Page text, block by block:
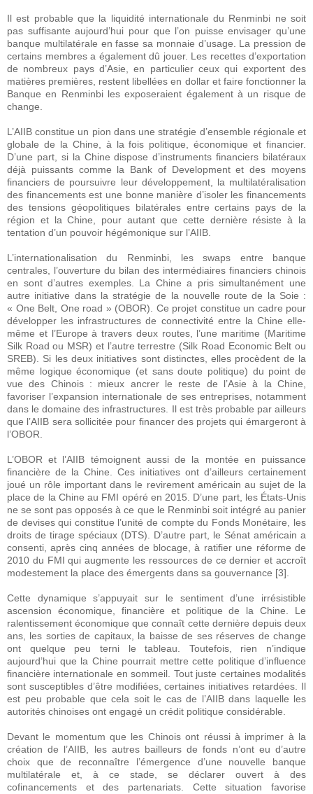
Il est probable que la liquidité internationale du Renminbi ne soit
pas suffisante aujourd’hui pour que l’on puisse envisager qu’une
banque multilatérale en fasse sa monnaie d’usage. La pression de
certains membres a également dû jouer. Les recettes d’exportation
de nombreux pays d’Asie, en particulier ceux qui exportent des
matières premières, restent libellées en dollar et faire fonctionner la
Banque en Renminbi les exposeraient également à un risque de
change.
L’AIIB constitue un pion dans une stratégie d’ensemble régionale et
globale de la Chine, à la fois politique, économique et financier.
D’une part, si la Chine dispose d’instruments financiers bilatéraux
déjà puissants comme la Bank of Development et des moyens
financiers de poursuivre leur développement, la multilatéralisation
des financements est une bonne manière d’isoler les financements
des tensions géopolitiques bilatérales entre certains pays de la
région et la Chine, pour autant que cette dernière résiste à la
tentation d’un pouvoir hégémonique sur l’AIIB.
L’internationalisation du Renminbi, les swaps entre banque
centrales, l’ouverture du bilan des intermédiaires financiers chinois
en sont d’autres exemples. La Chine a pris simultanément une
autre initiative dans la stratégie de la nouvelle route de la Soie :
« One Belt, One road » (OBOR). Ce projet constitue un cadre pour
développer les infrastructures de connectivité entre la Chine elle-
même et l’Europe à travers deux routes, l’une maritime (Maritime
Silk Road ou MSR) et l’autre terrestre (Silk Road Economic Belt ou
SREB). Si les deux initiatives sont distinctes, elles procèdent de la
même logique économique (et sans doute politique) du point de
vue des Chinois : mieux ancrer le reste de l’Asie à la Chine,
favoriser l’expansion internationale de ses entreprises, notamment
dans le domaine des infrastructures. Il est très probable par ailleurs
que l’AIIB sera sollicitée pour financer des projets qui émargeront à
l’OBOR.
L’OBOR et l’AIIB témoignent aussi de la montée en puissance
financière de la Chine. Ces initiatives ont d’ailleurs certainement
joué un rôle important dans le revirement américain au sujet de la
place de la Chine au FMI opéré en 2015. D’une part, les États-Unis
ne se sont pas opposés à ce que le Renminbi soit intégré au panier
de devises qui constitue l’unité de compte du Fonds Monétaire, les
droits de tirage spéciaux (DTS). D’autre part, le Sénat américain a
consenti, après cinq années de blocage, à ratifier une réforme de
2010 du FMI qui augmente les ressources de ce dernier et accroît
modestement la place des émergents dans sa gouvernance [3].
Cette dynamique s’appuyait sur le sentiment d’une irrésistible
ascension économique, financière et politique de la Chine. Le
ralentissement économique que connaît cette dernière depuis deux
ans, les sorties de capitaux, la baisse de ses réserves de change
ont quelque peu terni le tableau. Toutefois, rien n’indique
aujourd’hui que la Chine pourrait mettre cette politique d’influence
financière internationale en sommeil. Tout juste certaines modalités
sont susceptibles d’être modifiées, certaines initiatives retardées. Il
est peu probable que cela soit le cas de l’AIIB dans laquelle les
autorités chinoises ont engagé un crédit politique considérable.
Devant le momentum que les Chinois ont réussi à imprimer à la
création de l’AIIB, les autres bailleurs de fonds n’ont eu d’autre
choix que de reconnaître l’émergence d’une nouvelle banque
multilatérale et, à ce stade, se déclarer ouvert à des
cofinancements et des partenariats. Cette situation favorise